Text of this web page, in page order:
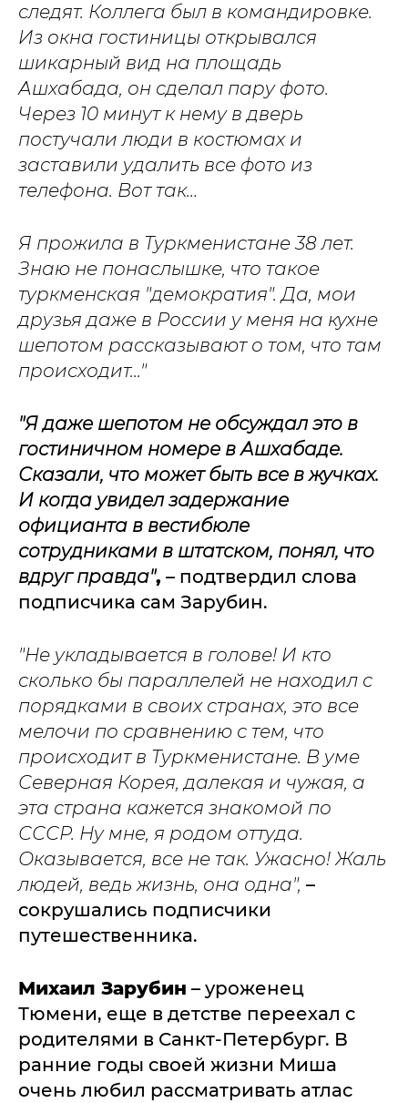
следят. Коллега был в командировке.
Из окна гостиницы открывался
шикарный вид на площадь
Ашхабада, он сделал пару фото.
Через 10 минут к нему в дверь
постучали люди в костюмах и
заставили удалить все фото из
телефона. Вот так…
Я прожила в Туркменистане 38 лет.
Знаю не понаслышке, что такое
туркменская "демократия". Да, мои
друзья даже в России у меня на кухне
шепотом рассказывают о том, что там
происходит..."
"Я даже шепотом не обсуждал это в
гостиничном номере в Ашхабаде.
Сказали, что может быть все в жучках.
И когда увидел задержание
официанта в вестибюле
сотрудниками в штатском, понял, что
вдруг правда", – подтвердил слова
подписчика сам Зарубин.
"Не укладывается в голове! И кто
сколько бы параллелей не находил с
порядками в своих странах, это все
мелочи по сравнению с тем, что
происходит в Туркменистане. В уме
Северная Корея, далекая и чужая, а
эта страна кажется знакомой по
СССР. Ну мне, я родом оттуда.
Оказывается, все не так. Ужасно! Жаль
людей, ведь жизнь, она одна", –
сокрушались подписчики
путешественника.
Михаил Зарубин – уроженец
Тюмени, еще в детстве переехал с
родителями в Санкт-Петербург. В
ранние годы своей жизни Миша
очень любил рассматривать атлас